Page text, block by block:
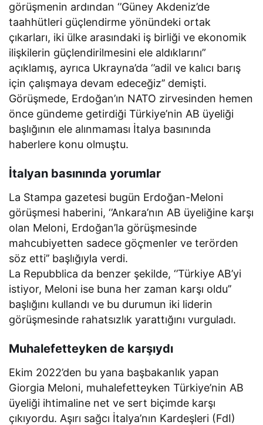
görüşmenin ardından ‘’Güney Akdeniz’de
taahhütleri güçlendirme yönündeki ortak
çıkarları, iki ülke arasındaki iş birliği ve ekonomik
ilişkilerin güçlendirilmesini ele aldıklarını”
açıklamış, ayrıca Ukrayna’da ‘’adil ve kalıcı barış
için çalışmaya devam edeceğiz’’ demişti.
Görüşmede, Erdoğan’ın NATO zirvesinden hemen
önce gündeme getirdiği Türkiye’nin AB üyeliği
başlığının ele alınmaması İtalya basınında
haberlere konu olmuştu.
İtalyan basınında yorumlar
La Stampa gazetesi bugün Erdoğan-Meloni
görüşmesi haberini, ‘’Ankara’nın AB üyeliğine karşı
olan Meloni, Erdoğan’la görüşmesinde
mahcubiyetten sadece göçmenler ve terörden
söz etti’’ başlığıyla verdi.
La Repubblica da benzer şekilde, ‘’Türkiye AB’yi
istiyor, Meloni ise buna her zaman karşı oldu’’
başlığını kullandı ve bu durumun iki liderin
görüşmesinde rahatsızlık yarattığını vurguladı.
Muhalefetteyken de karşıydı
Ekim 2022’den bu yana başbakanlık yapan
Giorgia Meloni, muhalefetteyken Türkiye’nin AB
üyeliği ihtimaline net ve sert biçimde karşı
çıkıyordu. Aşırı sağcı İtalya’nın Kardeşleri (FdI)